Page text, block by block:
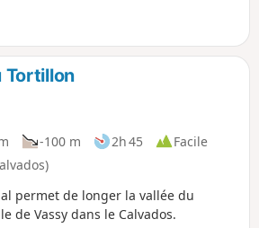
jardin sensoriel,
Tortillon
-100 m 2h 45
Facile
permet de longer la vallée du
de Vassy dans le Calvados.